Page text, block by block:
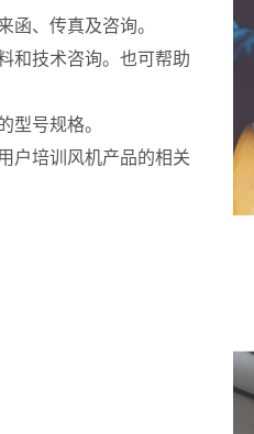
函、传真及咨询。
和技术咨询。也可帮助
型号规格。
户培训风机产品的相关